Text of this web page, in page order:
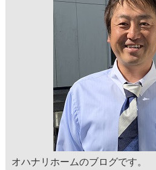
オハナリホームのブログです。